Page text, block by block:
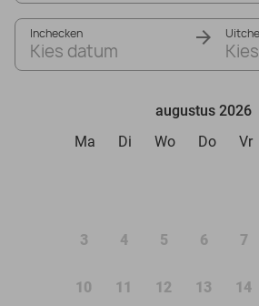
Inchecken
Kies datum
augustus 2026
Ma
Di Wo Do Vr
3 4 5 6 7
10 11 12 13 14